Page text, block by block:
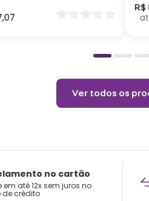
,07
R$
Ver todos os
no cartão
em até 12x sem juros no
de crédito